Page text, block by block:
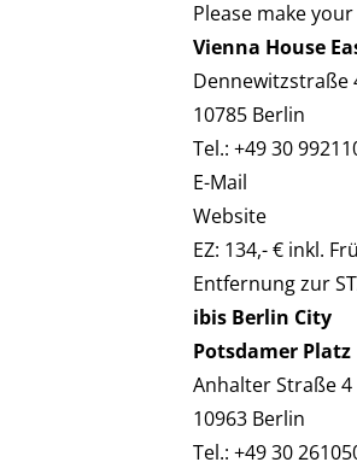
Please make
Vienna House
Dennewitzstraße
10785 Berlin
Tel.: +49 30
E-Mail
Website
EZ: 134,- € inkl.
Entfernung zur
ibis Berlin City
Potsdamer Platz
Anhalter Straße 4
10963 Berlin
Tel.: +49 30